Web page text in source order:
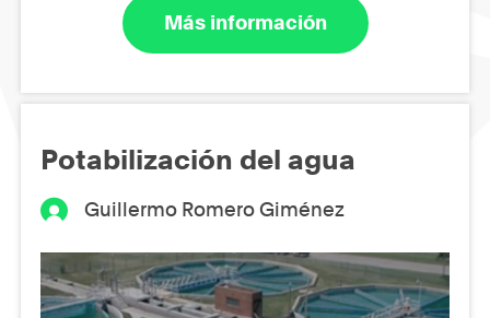
Más información
Potabilización del agua
Guillermo Romero Giménez